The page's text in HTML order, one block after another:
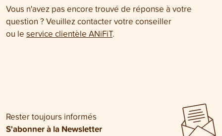
Vous n'avez pas encore trouvé de réponse à votre
question ? Veuillez contacter votre conseiller
ou le service clientèle ANiFiT.
Rester toujours informés
S'abonner à la Newsletter